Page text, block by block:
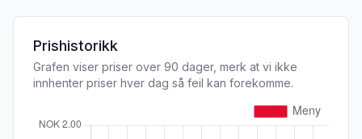
Prishistorikk
Grafen viser priser over 90 dager, merk at vi ikke
innhenter priser hver dag så feil kan forekomme.